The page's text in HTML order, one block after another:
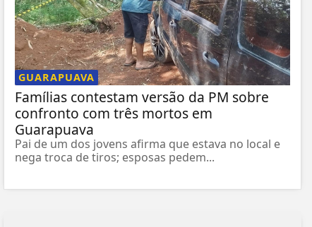
GUARAPUAVA
Famílias contestam versão da PM sobre
confronto com três mortos em
Guarapuava
Pai de um dos jovens afirma que estava no local e
nega troca de tiros; esposas pedem...